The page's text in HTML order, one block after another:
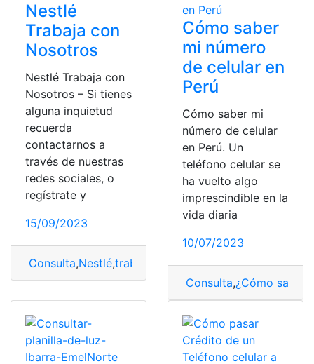
Nestlé
Trabaja con
Nosotros
Nestlé Trabaja con
Nosotros – Si tienes
alguna inquietud
recuerda
contactarnos a
través de nuestras
redes sociales, o
regístrate y
15/09/2023
Consulta,Nestlé,trabaja con nosotros,trabajar
Cómo saber
mi número
de celular en
Perú
Cómo saber mi
número de celular
en Perú. Un
teléfono celular se
ha vuelto algo
imprescindible en la
vida diaria
10/07/2023
Consulta,¿Cómo saber?